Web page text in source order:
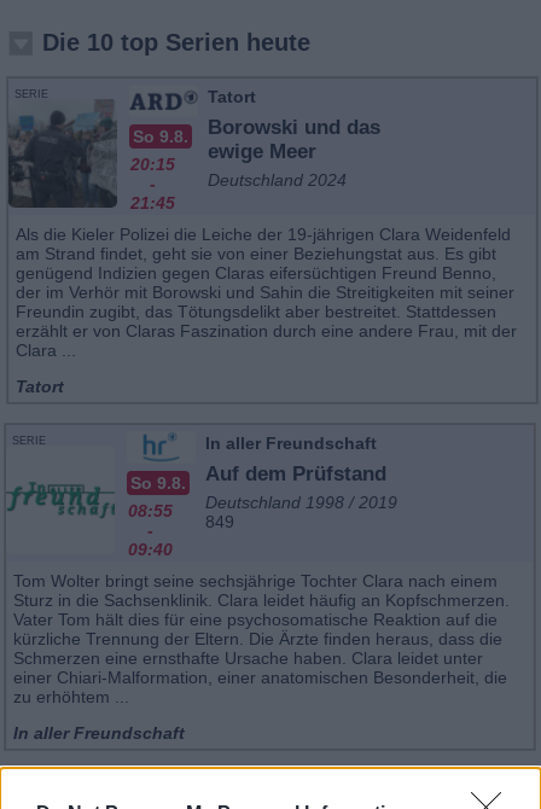
Die 10 top Serien heute
SERIE
So 9.8.
20:15
-
21:45
Tatort
Borowski und das
ewige Meer
Deutschland 2024
Als die Kieler Polizei die Leiche der 19-jährigen Clara Weidenfeld
am Strand findet, geht sie von einer Beziehungstat aus. Es gibt
genügend Indizien gegen Claras eifersüchtigen Freund Benno,
der im Verhör mit Borowski und Sahin die Streitigkeiten mit seiner
Freundin zugibt, das Tötungsdelikt aber bestreitet. Stattdessen
erzählt er von Claras Faszination durch eine andere Frau, mit der
Clara ...
Tatort
SERIE
So 9.8.
08:55
-
09:40
In aller Freundschaft
Auf dem Prüfstand
Deutschland 1998 / 2019
849
Tom Wolter bringt seine sechsjährige Tochter Clara nach einem
Sturz in die Sachsenklinik. Clara leidet häufig an Kopfschmerzen.
Vater Tom hält dies für eine psychosomatische Reaktion auf die
kürzliche Trennung der Eltern. Die Ärzte finden heraus, dass die
Schmerzen eine ernsthafte Ursache haben. Clara leidet unter
einer Chiari-Malformation, einer anatomischen Besonderheit, die
zu erhöhtem ...
In aller Freundschaft